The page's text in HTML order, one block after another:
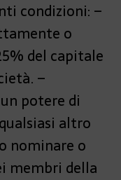
condizioni: –
o
del capitale
–
potere di
altro
nominare o
membri della